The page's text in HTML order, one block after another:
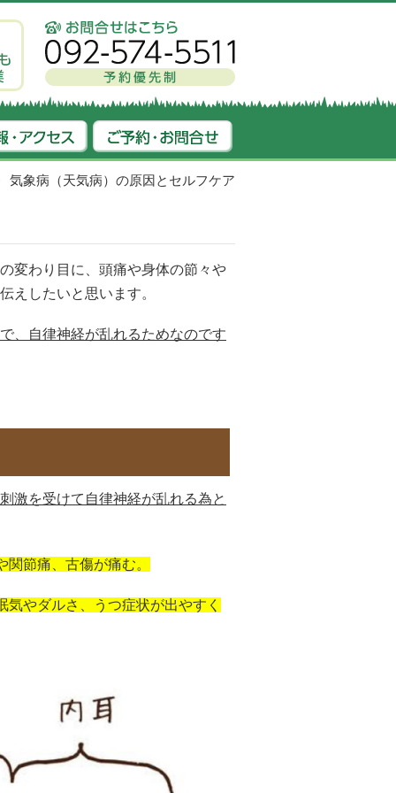
気象病（天気病）の原因とセルフケア
変わり目に、頭痛や身体の節々や
えしたいと思います。
、自律神経が乱れるためなのです
激を受けて自律神経が乱れる為と
節痛、古傷が痛む。
やダルさ、うつ症状が出やすく